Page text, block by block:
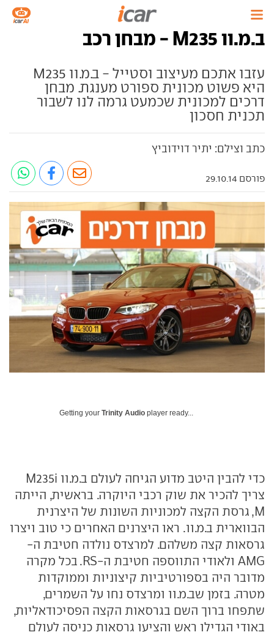
ב.מ.וו M235 - מבחן רכב
עזבו אתכם מעיצוב וסטייל - ב.מ.וו M235
היא פשוט מכונית ספורט מענגת. מבחן
דרכים למכונית שכמעט גרמה לנו לשבור
תכנית חסכון
כתב וצילם: יתיר דוידוביץ
פורסם 29.10.14
Getting your Trinity Audio player ready...
כדי להבין היטב מדוע הגיחה לעולם ב.מ.וו M235i
צריך להכיר את שוק רכבי היוקרה. בראשית, הייתה
M, גרסת הקצה למכוניות השונות של היצרנית
הבווארית ב.מ.וו. ראו היצרנים האחרים כי טוב ויצרו
גרסאות קצה משלהם. למרצדס נולדה חטיבת ה-
AMG ולאודי התווספה חטיבת ה-RS. בכל מקרה
מדובר היה בספורטיביות קיצוניות וממוקדות
מטרה. בזמן שב.מ.וו ומרצדס נחו על השמרים,
שתפחו ברוך השם בגרסאות הקצה הפסיכודאליות,
באודי הגדילו ראש והציעו גרסאות כניסה לעולם